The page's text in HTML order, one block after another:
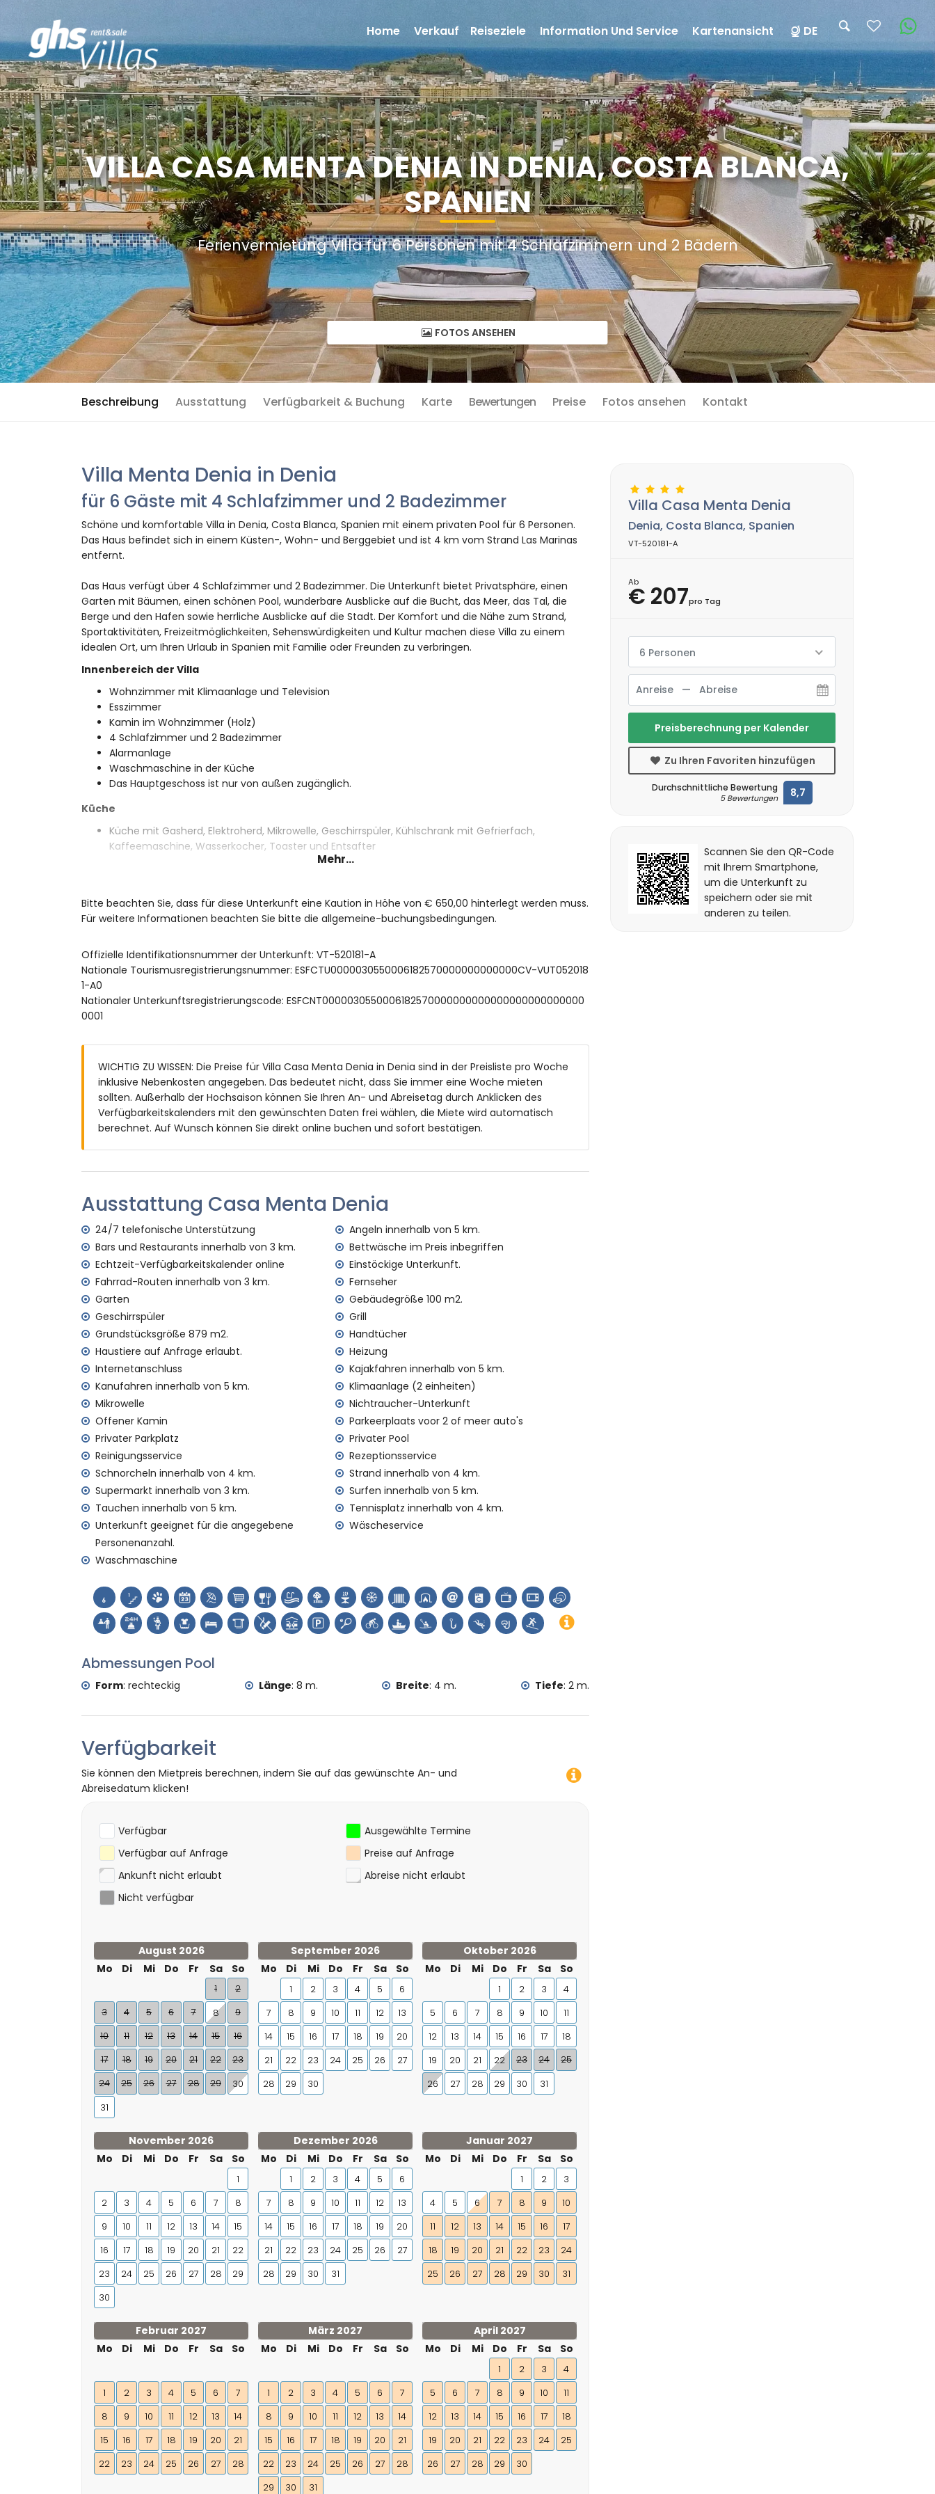
VILLA CASA MENTA DENIA IN DENIA, COSTA BLANCA,
SPANIEN
Ferienvermietung Villa für 6 Personen mit 4 Schlafzimmern und 2 Bädern
FOTOS ANSEHEN
Beschreibung Ausstattung Verfügbarkeit & Buchung Karte Bewertungen Preise Fotos ansehen Kontakt
Villa Menta Denia in Denia
für 6 Gäste mit 4 Schlafzimmer und 2 Badezimmer
Schöne und komfortable Villa in Denia, Costa Blanca, Spanien mit einem privaten Pool für 6 Personen.
Das Haus befindet sich in einem Küsten-, Wohn- und Berggebiet und ist 4 km vom Strand Las Marinas
entfernt.
Das Haus verfügt über 4 Schlafzimmer und 2 Badezimmer. Die Unterkunft bietet Privatsphäre, einen
Garten mit Bäumen, einen schönen Pool, wunderbare Ausblicke auf die Bucht, das Meer, das Tal, die
Berge und den Hafen sowie herrliche Ausblicke auf die Stadt. Der Komfort und die Nähe zum Strand,
Sportaktivitäten, Freizeitmöglichkeiten, Sehenswürdigkeiten und Kultur machen diese Villa zu einem
idealen Ort, um Ihren Urlaub in Spanien mit Familie oder Freunden zu verbringen.
Innenbereich der Villa
Wohnzimmer mit Klimaanlage und Television
Esszimmer
Kamin im Wohnzimmer (Holz)
4 Schlafzimmer und 2 Badezimmer
Alarmanlage
Waschmaschine in der Küche
Das Hauptgeschoss ist nur von außen zugänglich.
Küche
Küche mit Gasherd, Elektroherd, Mikrowelle, Geschirrspüler, Kühlschrank mit Gefrierfach,
Kaffeemaschine, Wasserkocher, Toaster und Entsafter
Schlafzimmer mit Klimaanlage und Queensize-Bett (200 x 160 cm)
Schlafzimmer mit Doppelbett (200 x 140 cm)
Badezimmer mit Waschbecken, Badewanne, Toilette und Haartrockner
Badezimmer mit Waschbecken, Dusche und Toilette
Außenbereich der Villa
Garten mit Bäumen und Gartenmöbeln mit Sonnenliegen
2 Terrassen, von denen 1 überdacht ist
Grill
Außendusche
Außensitzbereich und Außenspeisebereich
privater Garagenplatz und 4 private, eingezäunte Parkplätze
Weitere Informationen
nächste Stadt: Denia (innerhalb von 3 Kilometern von der Villa)
nächster Strand: Las Marinas (innerhalb von 4 Kilometern von der Villa)
nächster Hafen: Denia (innerhalb von 4 Kilometern von der Villa)
nächster Park: Centro Denia (innerhalb von 4 Kilometern von der Villa)
nächster Flughafen: Alicante (> 100 Kilometer)
zweiter nächster Flughafen: Valencia (> 100 Kilometer)
nächlicher öffentlicher Transport: Bus innerhalb von 4 Kilometern und Zug innerhalb von 3
Kilometern
Rauchen nicht erlaubt
bitte anfragen, ob Haustiere erlaubt sind
Die Unterkunft ist sehr gut für Familien mit Kindern geeignet
Ausstattungen und Dienstleistungen, die im Mietpreis der Villa enthalten sind
Internet (WiFi)
Staubsauger, Bügeleisen und Bügelbrett
Bettwäsche und Handtücher
Rezeption und 24-Stunden-Notdienst
Wöchentlicher Reinigungsservice
Ausstattungen und Dienstleistungen gegen Aufpreis
Wäscherei-Service
Heizung und Klimaanlage
2 zusätzliche Betten und Kinderbetten/Babybetten (auf Anfrage)
Sehenswürdigkeiten und Kultur in Denia, Costa Blanca
Museum, Kirche, Schloss (Denia) und Ruinen (innerhalb von 5 Kilometern von der Unterkunft)
Denkmal (Denia) und historischer Ort (Denia) (innerhalb von 10 Kilometern von der Unterkunft)
Sport
Tennis, Radfahren, Kanufahren, Kajakfahren, Angeln, Tauchen, Schnorcheln und Surfen (innerhalb
Pferdereiten und Wandern (innerhalb von 10 Kilometern von der Villa)
Mehr...
Bitte beachten Sie, dass für diese Unterkunft eine Kaution in Höhe von € 650,00 hinterlegt werden muss.
Für weitere Informationen beachten Sie bitte die allgemeine-buchungsbedingungen.
Offizielle Identifikationsnummer der Unterkunft: VT-520181-A
Nationale Tourismusregistrierungsnummer: ESFCTU0000030550006182570000000000000CV-VUT052018
1-A0
Nationaler Unterkunftsregistrierungscode: ESFCNT0000030550006182570000000000000000000000000
0001
WICHTIG ZU WISSEN: Die Preise für Villa Casa Menta Denia in Denia sind in der Preisliste pro Woche
inklusive Nebenkosten angegeben. Das bedeutet nicht, dass Sie immer eine Woche mieten
sollten. Außerhalb der Hochsaison können Sie Ihren An- und Abreisetag durch Anklicken des
Verfügbarkeitskalenders mit den gewünschten Daten frei wählen, die Miete wird automatisch
berechnet. Auf Wunsch können Sie direkt online buchen und sofort bestätigen.
Ausstattung Casa Menta Denia
24/7 telefonische Unterstützung
Angeln innerhalb von 5 km.
Bars und Restaurants innerhalb von 3 km.
Bettwäsche im Preis inbegriffen
Echtzeit-Verfügbarkeitskalender online
Einstöckige Unterkunft.
Fahrrad-Routen innerhalb von 3 km.
Fernseher
Garten
Gebäudegröße 100 m2.
Geschirrspüler
Grill
Grundstücksgröße 879 m2.
Handtücher
Haustiere auf Anfrage erlaubt.
Heizung
Internetanschluss
Kajakfahren innerhalb von 5 km.
Kanufahren innerhalb von 5 km.
Klimaanlage (2 einheiten)
Mikrowelle
Nichtraucher-Unterkunft
Offener Kamin
Parkeerplaats voor 2 of meer auto's
Privater Parkplatz
Privater Pool
Reinigungsservice
Rezeptionsservice
Schnorcheln innerhalb von 4 km.
Strand innerhalb von 4 km.
Supermarkt innerhalb von 3 km.
Surfen innerhalb von 5 km.
Tauchen innerhalb von 5 km.
Tennisplatz innerhalb von 4 km.
Unterkunft geeignet für die angegebene
Personenanzahl.
Wäscheservice
Waschmaschine
Abmessungen Pool
Form: rechteckig Länge: 8 m. Breite: 4 m. Tiefe: 2 m.
Verfügbarkeit
Sie können den Mietpreis berechnen, indem Sie auf das gewünschte An- und
Abreisedatum klicken!
Verfügbar
Ausgewählte Termine
Verfügbar auf Anfrage
Preise auf Anfrage
Ankunft nicht erlaubt
Abreise nicht erlaubt
Nicht verfügbar
August 2026
Mo
Di Mi Do Fr Sa So
1
2
3
4 5 6 7 8
9
10
11 12 13 14 15
16
17
18 19 20 21 22
23
24
25 26 27 28 29
30
31
September 2026
Mo
Di Mi Do Fr Sa So
1 2 3 4 5
6
7
8 9 10 11 12
13
14
15 16 17 18 19
20
21
22 23 24 25 26
27
28
29 30
Oktober 2026
Mo
Di Mi Do Fr Sa So
1 2 3
4
5
6 7 8 9 10
11
12
13 14 15 16 17
18
19
20 21 22 23 24 25
26 27 28 29 30 31
November 2026
Mo
Di Mi Do Fr Sa So
1
2
3 4 5 6 7
8
9
10 11 12 13 14
15
16
17 18 19 20 21
22
23
24 25 26 27 28
29
30
Dezember 2026
Mo
Di Mi Do Fr Sa So
1 2 3 4 5
6
7
8 9 10 11 12
13
14
15 16 17 18 19
20
21
22 23 24 25 26
27
28
29 30 31
Januar 2027
Mo
Di Mi Do Fr Sa So
1 2
3
4
5 6 7 8 9
10
11
12 13 14 15 16
17
18
19 20 21 22 23
24
25
26 27 28 29 30 31
Februar 2027
Mo
Di Mi Do Fr Sa So
1 2 3 4 5 6
7
8
9 10 11 12 13
14
15
16 17 18 19 20
21
22
23 24 25 26 27 28
März 2027
Mo
Di Mi Do Fr Sa So
1 2 3 4 5 6
7
8
9 10 11 12 13
14
15
16 17 18 19 20
21
22
23 24 25 26 27
28
29
30 31
April 2027
Mo
Di Mi Do Fr Sa So
1 2 3
4
5
6 7 8 9 10
11
12
13 14 15 16 17
18
19
20 21 22 23 24
25
26
27 28 29 30
Villa Casa Menta Denia
Denia, Costa Blanca, Spanien
VT-520181-A
Ab
€ 207pro Tag
6 Personen
Preisberechnung per Kalender
Zu Ihren Favoriten hinzufügen
Durchschnittliche Bewertung
5 Bewertungen 8,7
Scannen Sie den QR-Code
mit Ihrem Smartphone,
um die Unterkunft zu
speichern oder sie mit
anderen zu teilen.
Home Verkauf Reiseziele Information Und Service Kartenansicht DE